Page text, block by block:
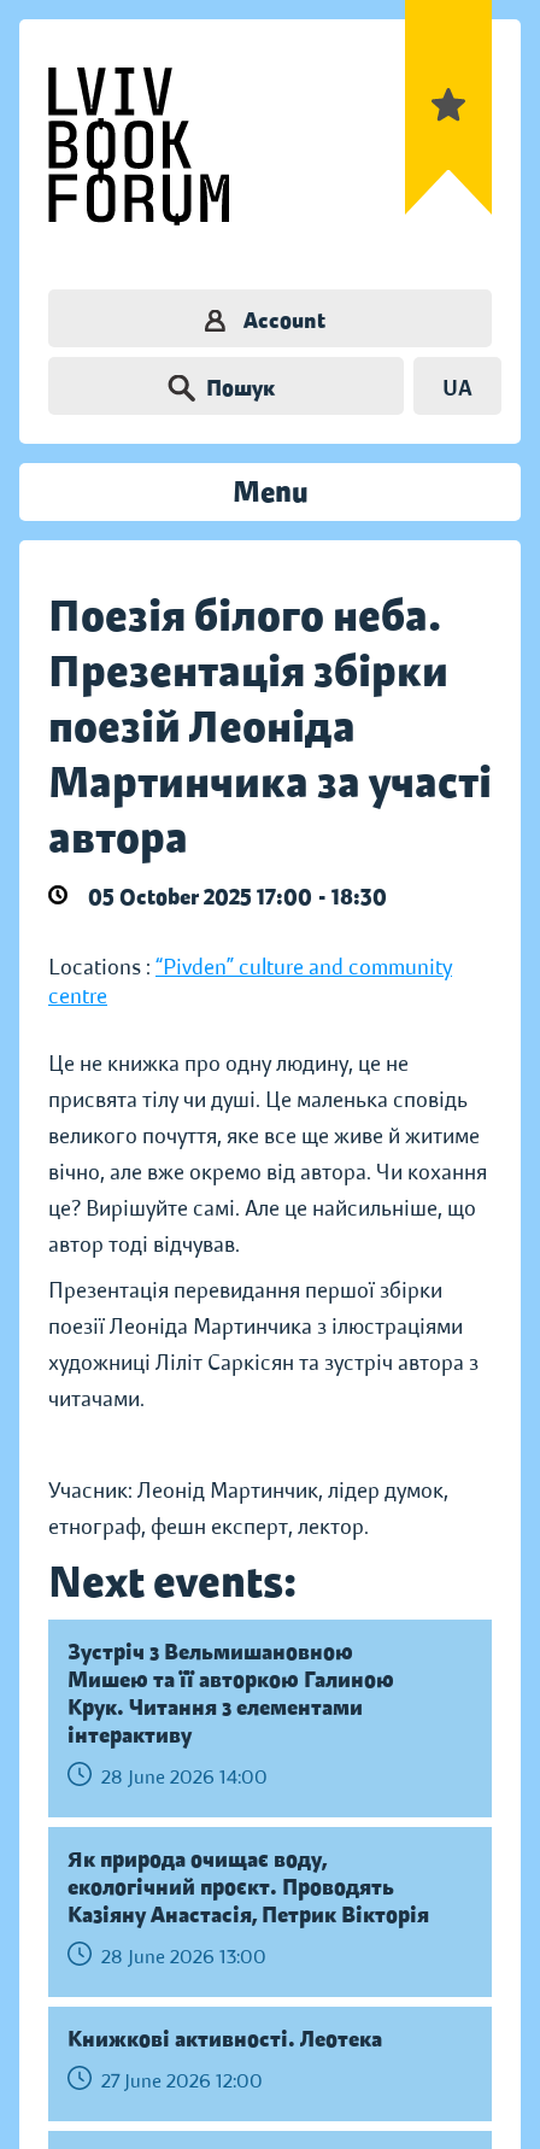
Account
Пошук UA
Menu
Поезія білого неба.
Презентація збірки
поезій Леоніда
Мартинчика за участі
автора
05 October 2025 17:00 - 18:30
Locations : “Pivden” culture and community
centre
Це не книжка про одну людину, це не
присвята тілу чи душі. Це маленька сповідь
великого почуття, яке все ще живе й житиме
вічно, але вже окремо від автора. Чи кохання
це? Вирішуйте самі. Але це найсильніше, що
автор тоді відчував.
Презентація перевидання першої збірки
поезії Леоніда Мартинчика з ілюстраціями
художниці Ліліт Саркісян та зустріч автора з
читачами.
Учасник: Леонід Мартинчик, лідер думок,
етнограф, фешн експерт, лектор.
Next events:
Зустріч з Вельмишановною
Мишею та її авторкою Галиною
Крук. Читання з елементами
інтерактиву
28 June 2026 14:00
Як природа очищає воду,
екологічний проєкт. Проводять
Казіяну Анастасія, Петрик Вікторія
28 June 2026 13:00
Книжкові активності. Леотека
27 June 2026 12:00